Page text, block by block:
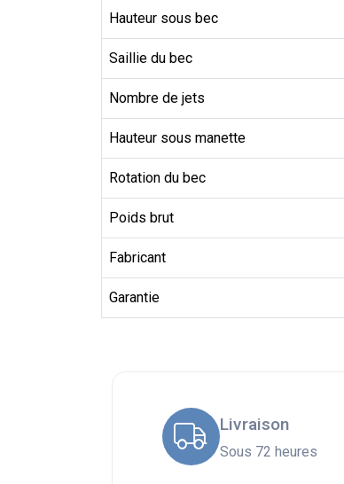
Hauteur sous bec
Saillie du bec
Nombre de jets
Hauteur sous manette
Rotation du bec
Poids brut
Fabricant
Garantie
Livraison
Sous 72 heures